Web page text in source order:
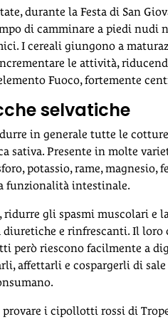
durante la Festa di San
di camminare a piedi nudi
I cereali giungono a
le attività,
Fuoco, fortemente
selvatiche
in generale tutte le
sativa. Presente in molte
potassio, rame, magnesio,
funzionalità intestinale.
gli spasmi muscolari e
e rinfrescanti. Il
però riescono facilmente a
affettarli e cospargerli di sale
i cipollotti rossi di